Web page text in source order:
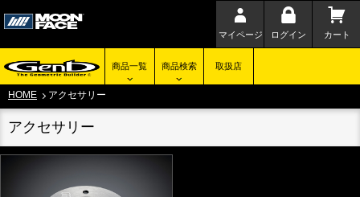
マイページ ログイン カート
商品一覧 商品検索 取扱店
HOME アクセサリー
アクセサリー